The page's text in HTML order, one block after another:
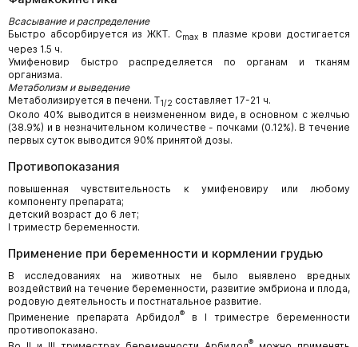
Всасывание и распределение
Быстро абсорбируется из ЖКТ. Сmaxв плазме крови достигается
через 1.5 ч.
Умифеновир быстро распределяется по органам и тканям
организма.
Метаболизм и выведение
Метаболизируется в печени. T1/2 составляет 17-21 ч.
Около 40% выводится в неизмененном виде, в основном с желчью
(38.9%) и в незначительном количестве - почками (0.12%). В течение
первых суток выводится 90% принятой дозы.
Противопоказания
повышенная чувствительность к умифеновиру или любому
компоненту препарата;
детский возраст до 6 лет;
I триместр беременности.
Применение при беременности и кормлении грудью
В исследованиях на животных не было выявлено вредных
воздействий на течение беременности, развитие эмбриона и плода,
родовую деятельность и постнатальное развитие.
Применение препарата Арбидол®
в I триместре беременности
противопоказано.
®